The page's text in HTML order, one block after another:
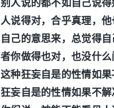
别人说的都不如自己说
人说得对，合乎真理，
自己的意思来，总觉得
者你做得也对，也没什
这种狂妄自是的性情如
狂妄自是的性情如果不